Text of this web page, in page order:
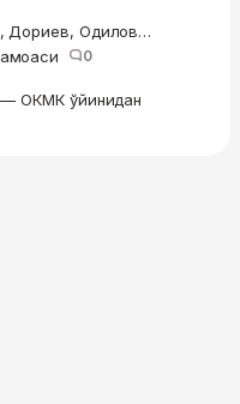
Дориев, Одилов…
0
— ОКМК ўйинидан